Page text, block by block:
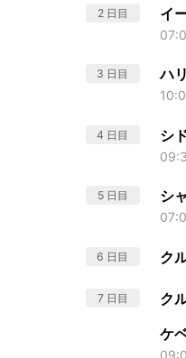
2 日目 イ
3 日目 ハ
4 日目 シ
5 日目 シ
6 日目 ク
7 日目 ク
ケ